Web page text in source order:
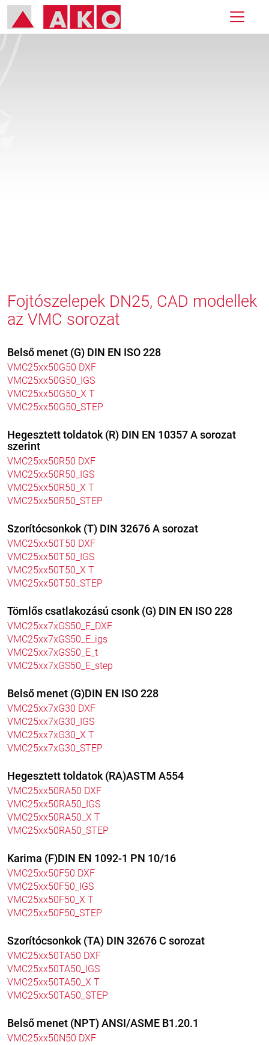
Fojtószelepek DN25, CAD modellek
az VMC sorozat
Belső menet (G) DIN EN ISO 228
VMC25xx50G50 DXF
VMC25xx50G50_IGS
VMC25xx50G50_X T
VMC25xx50G50_STEP
Hegesztett toldatok (R) DIN EN 10357 A sorozat
szerint
VMC25xx50R50 DXF
VMC25xx50R50_IGS
VMC25xx50R50_X T
VMC25xx50R50_STEP
Szorítócsonkok (T) DIN 32676 A sorozat
VMC25xx50T50 DXF
VMC25xx50T50_IGS
VMC25xx50T50_X T
VMC25xx50T50_STEP
Tömlős csatlakozású csonk (G) DIN EN ISO 228
VMC25xx7xGS50_E_DXF
VMC25xx7xGS50_E_igs
VMC25xx7xGS50_E_t
VMC25xx7xGS50_E_step
Belső menet (G)DIN EN ISO 228
VMC25xx7xG30 DXF
VMC25xx7xG30_IGS
VMC25xx7xG30_X T
VMC25xx7xG30_STEP
Hegesztett toldatok (RA)ASTM A554
VMC25xx50RA50 DXF
VMC25xx50RA50_IGS
VMC25xx50RA50_X T
VMC25xx50RA50_STEP
Karima (F)DIN EN 1092-1 PN 10/16
VMC25xx50F50 DXF
VMC25xx50F50_IGS
VMC25xx50F50_X T
VMC25xx50F50_STEP
Szorítócsonkok (TA) DIN 32676 C sorozat
VMC25xx50TA50 DXF
VMC25xx50TA50_IGS
VMC25xx50TA50_X T
VMC25xx50TA50_STEP
Belső menet (NPT) ANSI/ASME B1.20.1
VMC25xx50N50 DXF